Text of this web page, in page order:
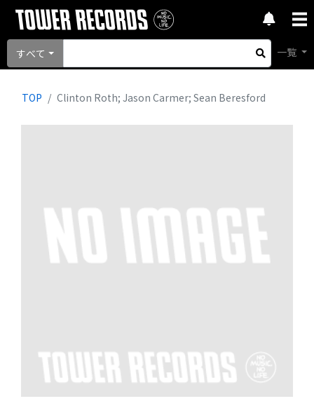
すべて 一覧
TOP Clinton Roth; Jason Carmer; Sean Beresford